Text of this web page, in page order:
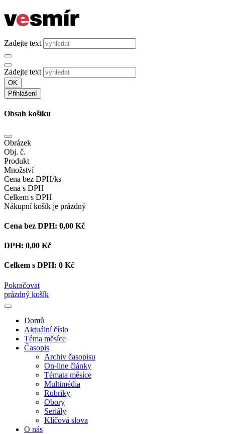
Zadejte text
Zadejte text
OK
Přihlášení
Obsah košíku
Obrázek
Obj. č.
Produkt
Množství
Cena bez DPH/ks
Cena s DPH
Celkem s DPH
Nákupní košík je prázdný
Cena bez DPH: 0,00 Kč
DPH: 0,00 Kč
Celkem s DPH: 0 Kč
Pokračovat
prázdný košík
Domů
Aktuální číslo
Téma měsíce
Časopis
Archiv časopisu
On-line články
Témata měsíce
Multimédia
Rubriky
Obory
Seriály
Klíčová slova
O nás